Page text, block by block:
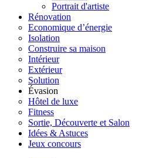
Portrait d'artiste
Rénovation
Economique d’énergie
Isolation
Construire sa maison
Intérieur
Extérieur
Solution
Évasion
Hôtel de luxe
Fitness
Sortie, Découverte et Salon
Idées & Astuces
Jeux concours